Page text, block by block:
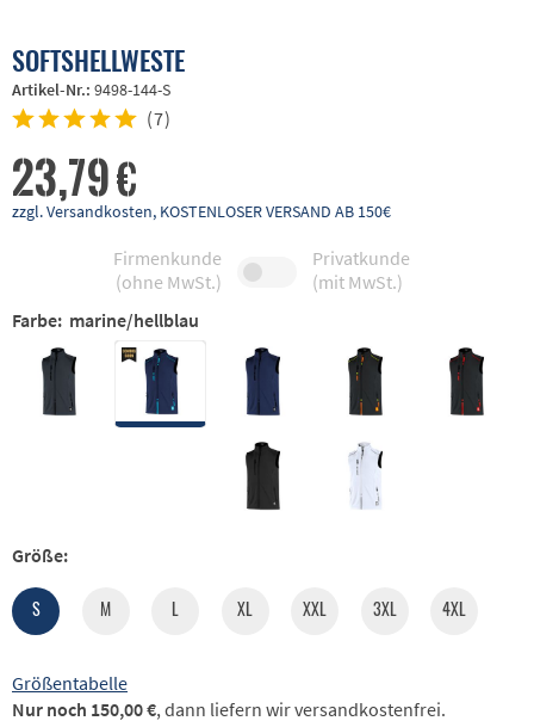
SOFTSHELLWESTE
Artikel-Nr.: 9498-144-S
(7)
23,79 €
zzgl. Versandkosten, KOSTENLOSER VERSAND AB 150€
Firmenkunde
(ohne MwSt.)
Privatkunde
(mit MwSt.)
Farbe: marine/hellblau
Größe:
S M L XL XXL 3XL 4XL
Größentabelle
Nur noch 150,00 €, dann liefern wir versandkostenfrei.